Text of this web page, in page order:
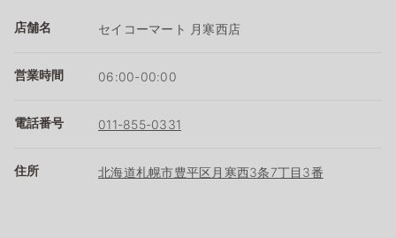
店舗名 セイコーマート 月寒西店
営業時間 06:00-00:00
電話番号 011-855-0331
住所 北海道札幌市豊平区月寒西3条7丁目3番